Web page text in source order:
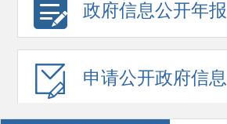
政府信息公开年报
申请公开政府信息